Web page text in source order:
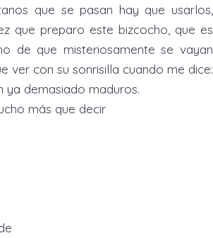
que se pasan hay que usarlos,
que preparo este bizcocho, que es
de que misteriosamente se vayan
con su sonrisilla cuando me dice:
ya demasiado maduros.
más que decir